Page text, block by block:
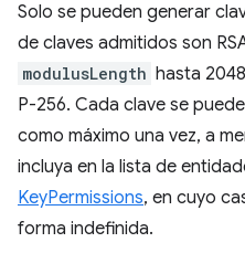
Solo se pueden generar
de claves admitidos son
modulusLength hasta
P-256. Cada clave se
como máximo una vez, a
incluya en la lista de
KeyPermissions, en cuyo
forma indefinida.